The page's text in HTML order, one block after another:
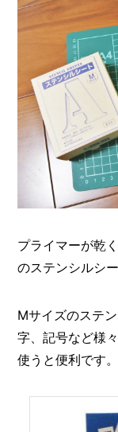
プライマーが乾
のステンシルシ
Mサイズのステ
字、記号など様
使うと便利です。